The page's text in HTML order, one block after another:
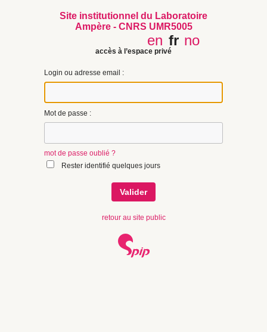
Site institutionnel du Laboratoire
Ampère - CNRS UMR5005
accès à l’espace privé
en fr no
Login ou adresse email :
Mot de passe :
mot de passe oublié ?
Rester identifié quelques jours
retour au site public